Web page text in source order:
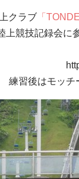
クラブ 「
上競技記録会に
練習後はモッチ